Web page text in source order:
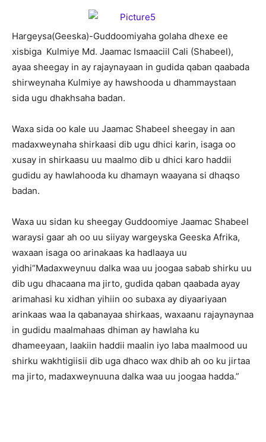
Hargeysa(Geeska)-Guddoomiyaha golaha dhexe ee
xisbiga Kulmiye Md. Jaamac Ismaaciil Cali (Shabeel),
ayaa sheegay in ay rajaynayaan in gudida qaban qaabada
shirweynaha Kulmiye ay hawshooda u dhammaystaan
sida ugu dhakhsaha badan.
Waxa sida oo kale uu Jaamac Shabeel sheegay in aan
madaxweynaha shirkaasi dib ugu dhici karin, isaga oo
xusay in shirkaasu uu maalmo dib u dhici karo haddii
gudidu ay hawlahooda ku dhamayn waayana si dhaqso
badan.
Waxa uu sidan ku sheegay Guddoomiye Jaamac Shabeel
waraysi gaar ah oo uu siiyay wargeyska Geeska Afrika,
waxaan isaga oo arinakaas ka hadlaaya uu
yidhi“Madaxweynuu dalka waa uu joogaa sabab shirku uu
dib ugu dhacaana ma jirto, gudida qaban qaabada ayay
arimahasi ku xidhan yihiin oo subaxa ay diyaariyaan
arinkaas waa la qabanayaa shirkaas, waxaanu rajaynaynaa
in gudidu maalmahaas dhiman ay hawlaha ku
dhameeyaan, laakiin haddii maalin iyo laba maalmood uu
shirku wakhtigiisii dib uga dhaco wax dhib ah oo ku jirtaa
ma jirto, madaxweynuuna dalka waa uu joogaa hadda.”